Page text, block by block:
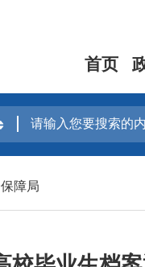
首页
障局